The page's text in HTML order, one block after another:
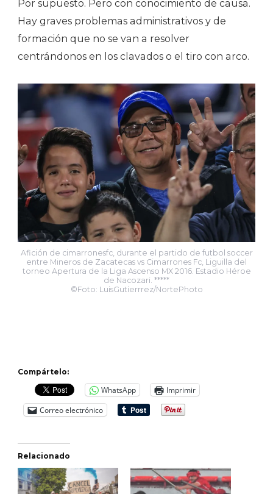
Por supuesto. Pero con conocimiento de causa.
Hay graves problemas administrativos y de
formación que no se van a resolver
centrándonos en los clavados o el tiro con arco.
Afición de cimarronesfc, durante el partido de futbol soccer
entre Mineros de Zacatecas vs Cimarrones Fc, Liguilla del
torneo Apertura de la Liga Ascenso MX 2016. Estadio Héroe
de Nacozari. *****
©Foto: LuisGutierrrez/NortePhoto
Compártelo:
WhatsApp
Imprimir
Correo electrónico
Relacionado